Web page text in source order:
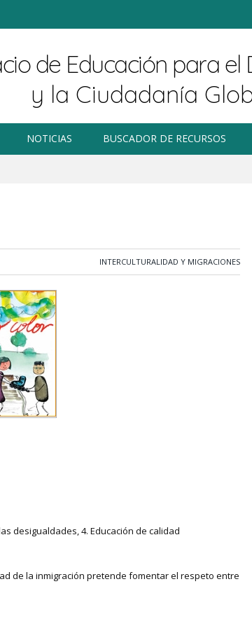
NOTICIAS BUSCADOR DE RECURSOS
INTERCULTURALIDAD Y MIGRACIONES
desigualdades, 4. Educación de calidad
de la inmigración pretende fomentar el respeto entre